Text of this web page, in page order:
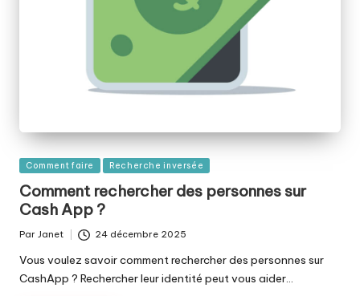
Publié
Comment faire Recherche inversée
Comment rechercher des personnes sur
Cash App ?
Publié
Par Janet 24 décembre 2025
Vous voulez savoir comment rechercher des personnes sur
CashApp ? Rechercher leur identité peut vous aider…